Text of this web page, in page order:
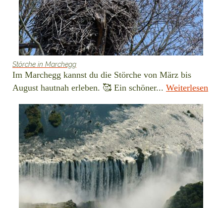
Störche in Marchegg
Im Marchegg kannst du die Störche von März bis
August hautnah erleben. 🥰 Ein schöner... Weiterlesen